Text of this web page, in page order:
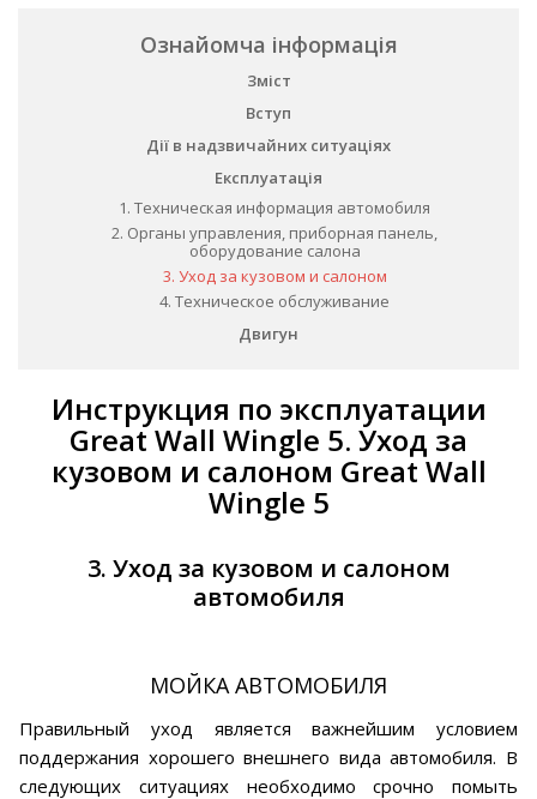
Ознайомча інформація
Зміст
Вступ
Дії в надзвичайних ситуаціях
Експлуатація
1. Техническая информация автомобиля
2. Органы управления, приборная панель,
оборудование салона
3. Уход за кузовом и салоном
4. Техническое обслуживание
Двигун
Инструкция по эксплуатации
Great Wall Wingle 5. Уход за
кузовом и салоном Great Wall
Wingle 5
3. Уход за кузовом и салоном
автомобиля
МОЙКА АВТОМОБИЛЯ
Правильный уход является важнейшим условием
поддержания хорошего внешнего вида автомобиля. В
следующих ситуациях необходимо срочно помыть